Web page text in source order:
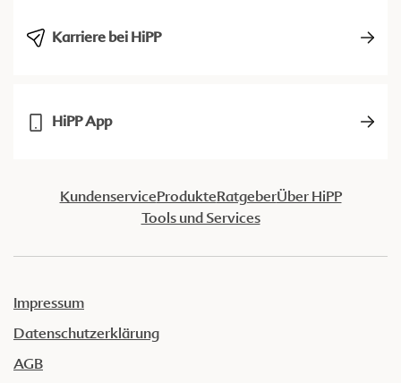
Karriere bei HiPP
HiPP App
KundenserviceProdukteRatgeberÜber HiPP
Tools und Services
Impressum
Datenschutzerklärung
AGB